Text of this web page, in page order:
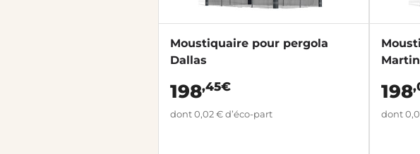
Moustiquaire pour pergola
Dallas
198,45€
dont 0,02 € d’éco-part
198
dont